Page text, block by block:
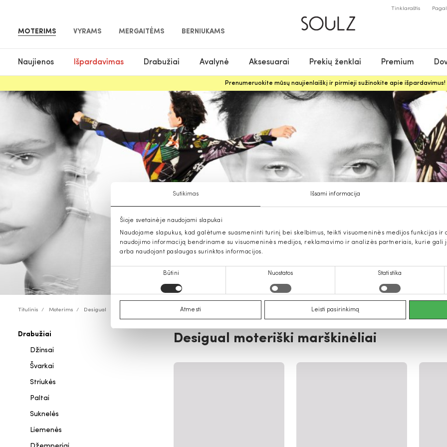
Sutikimas Išsami informacija
Šioje svetainėje naudojami slapukai
Naudojame slapukus, kad galėtume suasmeninti turinį bei skelbimus, teikti visuomeninės medijos funkcijas ir
naudojimo informaciją bendriname su visuomeninės medijos, reklamavimo ir analizės partneriais, kurie gali
arba naudojant paslaugas surinktos informacijos.
Būtini Nuostatos Statistika
Atmesti Leisti pasirinkimą
MOTERIMS VYRAMS MERGAITĖMS BERNIUKAMS
Tinklaraštis
Naujienos Išpardavimas Drabužiai Avalynė Aksesuarai Prekių ženklai Premium
Prenumeruokite mūsų naujienlaiškį ir pirmieji sužinokite apie išpardavimus!
Titulinis Moterims Desigual
Drabužiai
Džinsai
Švarkai
Striukės
Paltai
Suknelės
Liemenės
Desigual moteriški marškinėliai